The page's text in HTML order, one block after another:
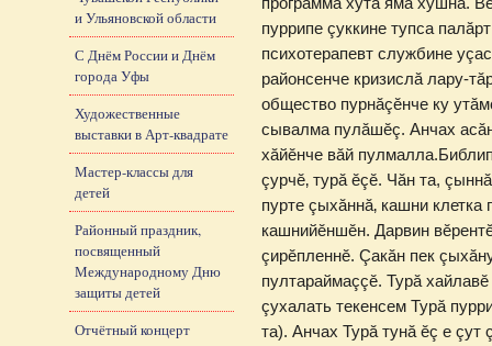
пуррипе çуккине тупса
психотерапевт службине
районсенче кризислă лару-
общество пурнăçĕнче ку
сывалма пулăшĕç. Анчах
хăйĕнче вăй
çурчĕ‚ турă ĕçĕ. Чăн та,
пурте çыхăннă‚ кашни клетка
кашнийĕншĕн. Дарвин
çирĕпленнĕ. Çакăн пек
пултараймаççĕ. Турă
çухалать текенсем Турă
та). Анчах Турă тунă ĕç е
и Ульяновской области
С Днём России и Днём
города Уфы
Художественные
выставки в Арт-квадрате
Мастер-классы для
детей
Районный праздник,
посвященный
Международному Дню
защиты детей
Отчётный концерт